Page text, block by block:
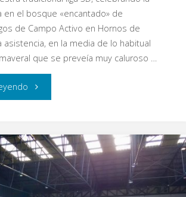
en el bosque «encantado» de
de Campo Activo en Hornos de
asistencia, en la media de lo habitual
que se preveía muy caluroso …
Liga
Eypos